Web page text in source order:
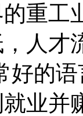
重工
人才
好的
业并